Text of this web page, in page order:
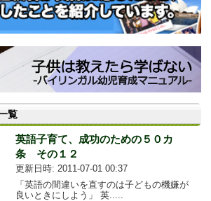
覧
英語子育て、成功のための５０カ
条 その１２
更新日時: 2011-07-01 00:37
「英語の間違いを直すのは子どもの機嫌が
良いときにしよう」 英.....